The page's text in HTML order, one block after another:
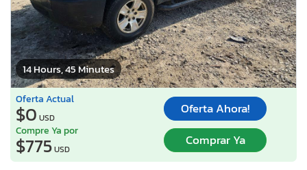
14 Hours, 45 Minutes
Oferta Actual
$0 USD
Oferta Ahora!
Compre Ya por
$775USD
Comprar Ya